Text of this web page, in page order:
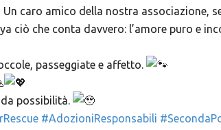
Un caro amico della nostra associazione,
ciò che conta davvero: l’amore puro e
passeggiate e affetto.
possibilità.
#AdozioniResponsabili